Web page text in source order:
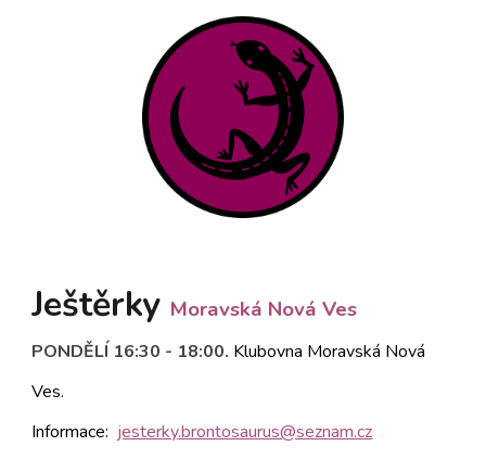
Ještěrky Moravská Nová Ves
PONDĚLÍ 16:30 - 18:00. Klubovna Moravská Nová
Ves.
Informace: jesterky.brontosaurus@seznam.cz